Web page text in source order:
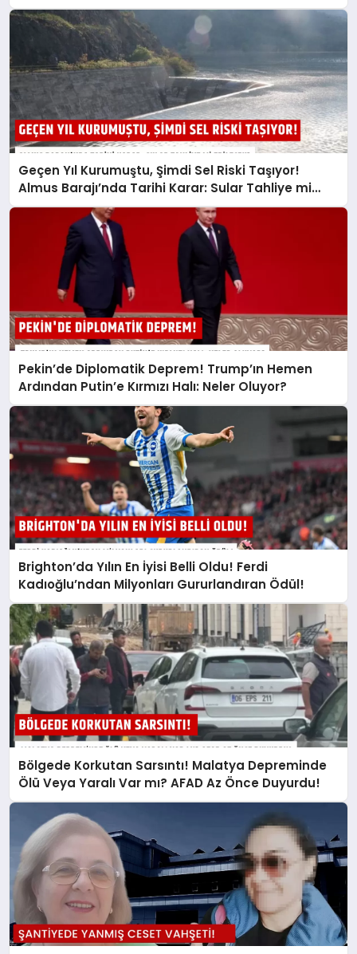
Geçen Yıl Kurumuştu, Şimdi Sel Riski Taşıyor!
Almus Barajı’nda Tarihi Karar: Sular Tahliye mi
Edilecek?
Pekin’de Diplomatik Deprem! Trump’ın Hemen
Ardından Putin’e Kırmızı Halı: Neler Oluyor?
Brighton’da Yılın En İyisi Belli Oldu! Ferdi
Kadıoğlu’ndan Milyonları Gururlandıran Ödül!
Bölgede Korkutan Sarsıntı! Malatya Depreminde
Ölü Veya Yaralı Var mı? AFAD Az Önce Duyurdu!